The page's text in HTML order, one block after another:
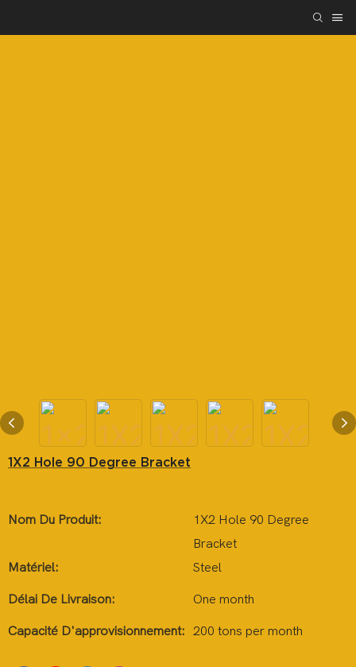
1X2 Hole 90 Degree Bracket
Nom Du Produit:
1X2 Hole 90 Degree
Bracket
Matériel:
Steel
Délai De Livraison: One month
Capacité D'approvisionnement: 200 tons per month